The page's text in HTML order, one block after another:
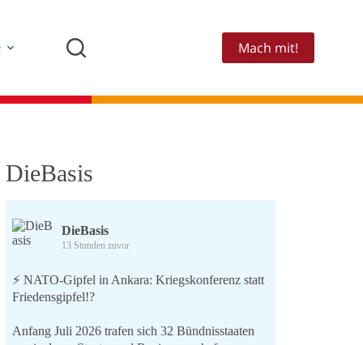
Mach mit!
DieBasis
DieBasis
13 Stunden zuvor
⚡️ NATO-Gipfel in Ankara: Kriegskonferenz statt
Friedensgipfel!?
Anfang Juli 2026 trafen sich 32 Bündnisstaaten